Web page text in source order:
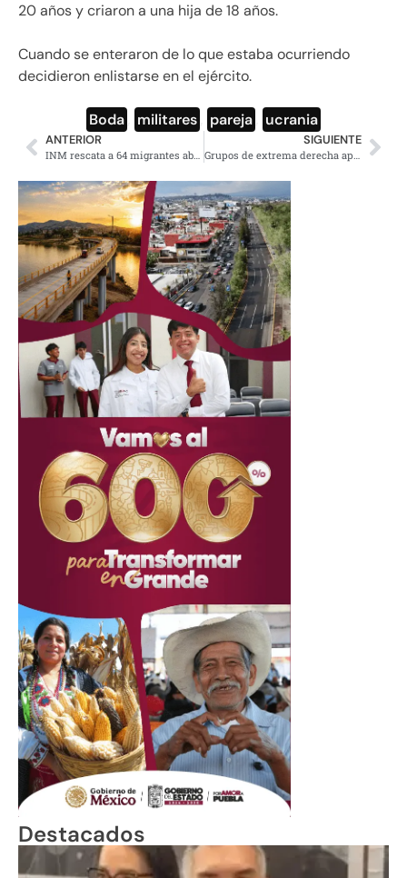
20 años y criaron a una hija de 18 años.
Cuando se enteraron de lo que estaba ocurriendo
decidieron enlistarse en el ejército.
Boda militares pareja ucrania
ANTERIOR
INM rescata a 64 migrantes abandonados en una caja de tráiler en Coahuila
SIGUIENTE
Grupos de extrema derecha apoyan a Ucrania en guerra contra Rusia
Destacados